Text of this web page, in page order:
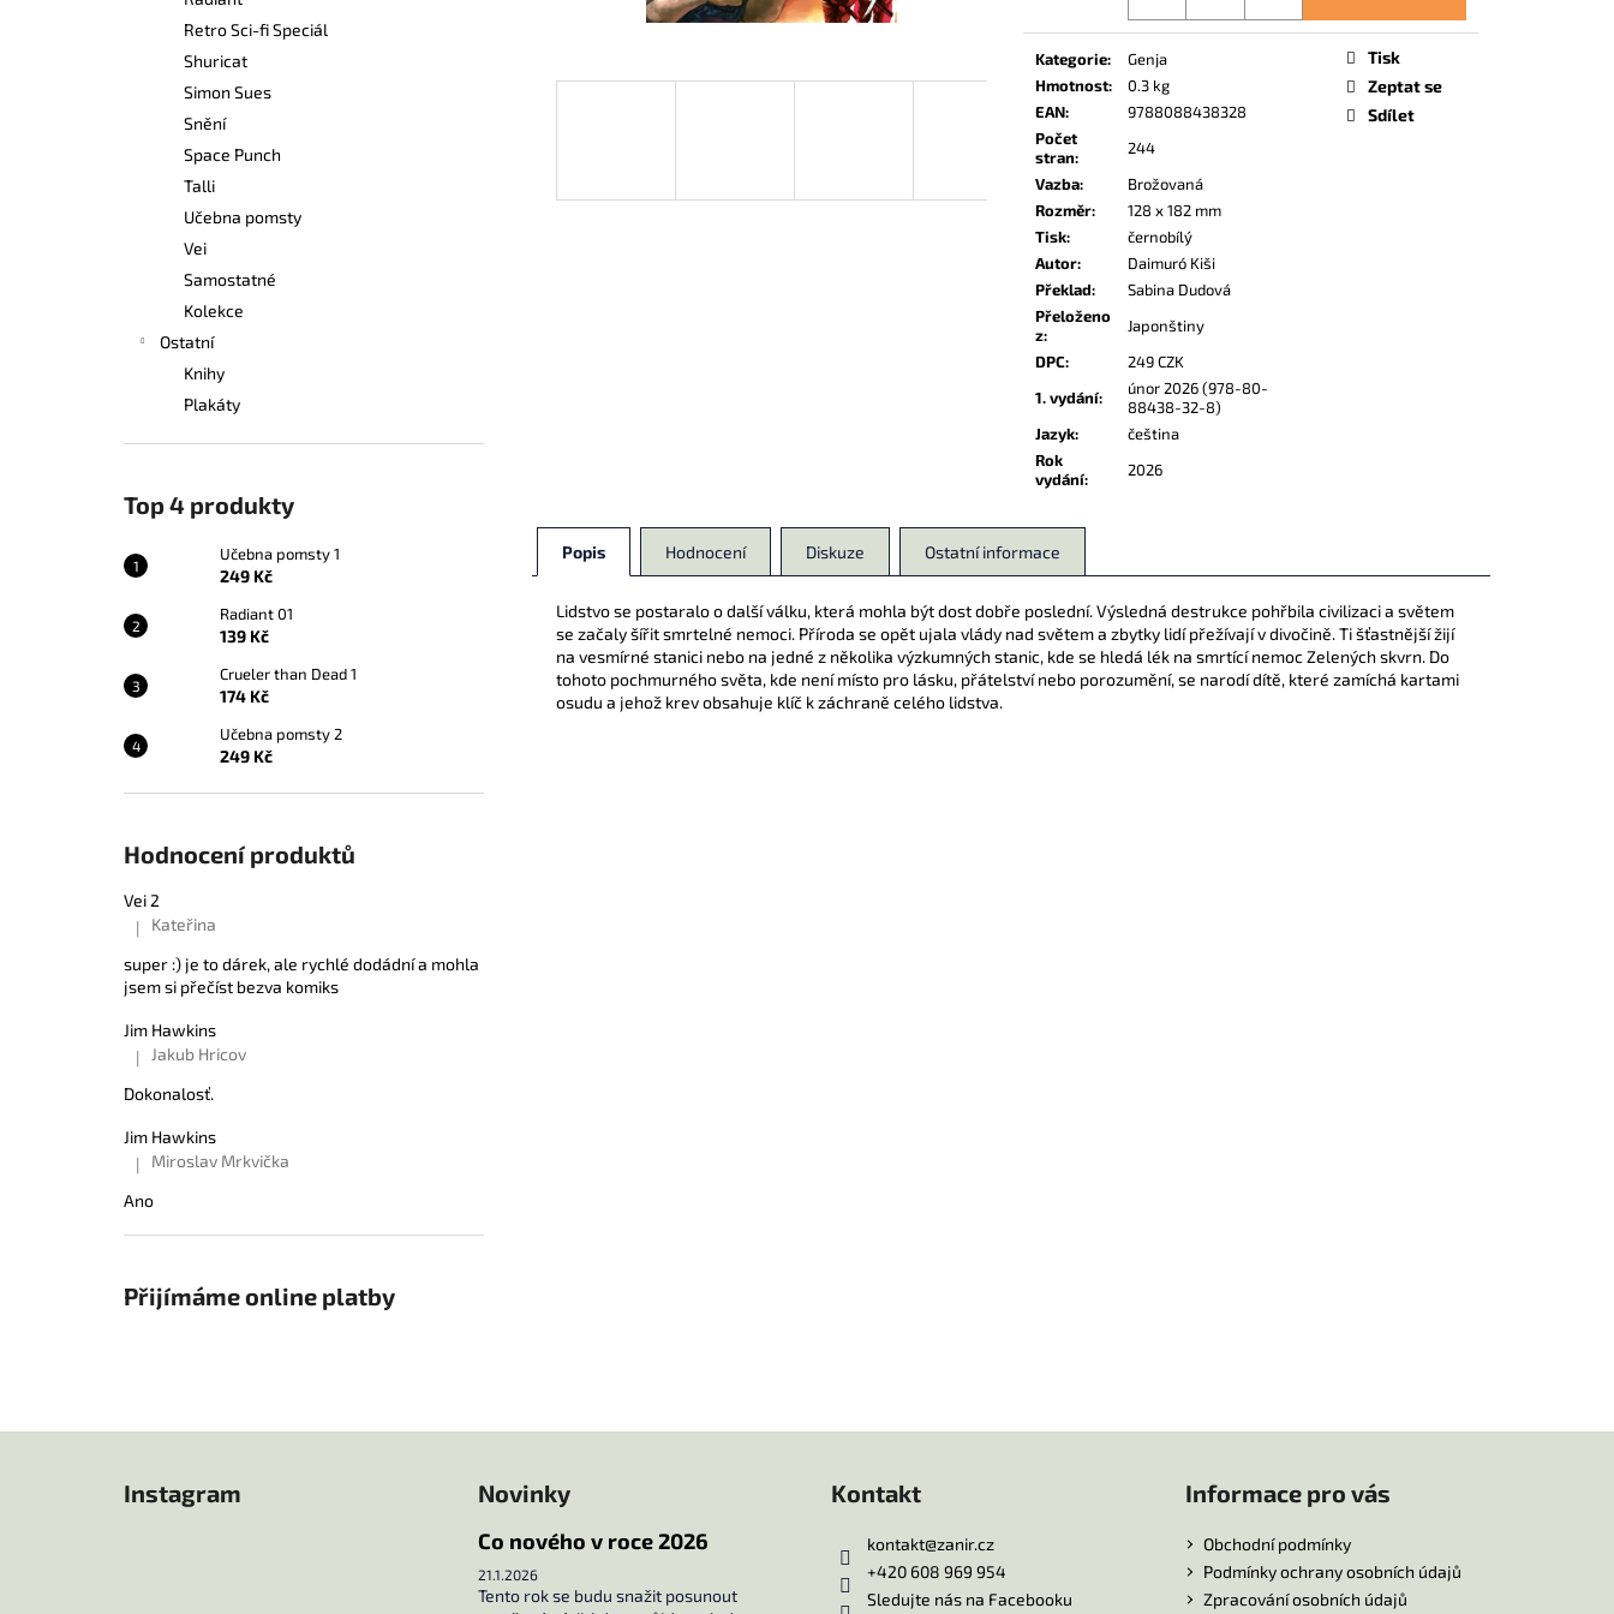
Retro Sci-fi Speciál
Shuricat
Simon Sues
Snění
Space Punch
Talli
Učebna pomsty
Vei
Samostatné
Kolekce
Ostatní
Knihy
Plakáty
Top 4 produkty
Učebna pomsty 1
249 Kč
Radiant 01
139 Kč
Crueler than Dead 1
174 Kč
Učebna pomsty 2
249 Kč
Hodnocení produktů
Vei 2
Hodnocení produktu je 5 z 5 hvězdiček.
|
Kateřina
super :) je to dárek, ale rychlé dodádní a mohla
jsem si přečíst bezva komiks
Jim Hawkins
Hodnocení produktu je 5 z 5 hvězdiček.
|
Jakub Hricov
Dokonalosť.
Jim Hawkins
Hodnocení produktu je 5 z 5 hvězdiček.
|
Miroslav Mrkvička
Ano
Přijímáme online platby
Kategorie:
Genja
Hmotnost:
0.3 kg
EAN:
9788088438328
Počet
stran:
244
Vazba:
Brožovaná
Rozměr:
128 x 182 mm
Tisk:
černobílý
Autor:
Daimuró Kiši
Překlad:
Sabina Dudová
Přeloženo
z:
Japonštiny
DPC:
249 CZK
1. vydání:
únor 2026 (978-80-
88438-32-8)
Jazyk:
čeština
Rok
vydání: 2026
Tisk
Zeptat se
Sdílet
Popis Hodnocení Diskuze Ostatní informace
Lidstvo se postaralo o další válku, která mohla být dost dobře poslední. Výsledná destrukce pohřbila civilizaci a světem
se začaly šířit smrtelné nemoci. Příroda se opět ujala vlády nad světem a zbytky lidí přežívají v divočině. Ti šťastnější žijí
na vesmírné stanici nebo na jedné z několika výzkumných stanic, kde se hledá lék na smrtící nemoc Zelených skvrn. Do
tohoto pochmurného světa, kde není místo pro lásku, přátelství nebo porozumění, se narodí dítě, které zamíchá kartami
osudu a jehož krev obsahuje klíč k záchraně celého lidstva.
Instagram Novinky
Co nového v roce 2026
21.1.2026
Tento rok se budu snažit posunout
Kontakt
kontakt@zanir.cz
+420 608 969 954
Sledujte nás na Facebooku
Informace pro vás
Obchodní podmínky
Podmínky ochrany osobních údajů
Zpracování osobních údajů